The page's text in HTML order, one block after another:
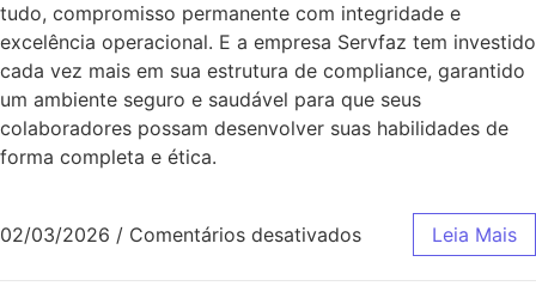
tudo, compromisso permanente com integridade e
excelência operacional. E a empresa Servfaz tem investido
cada vez mais em sua estrutura de compliance, garantido
um ambiente seguro e saudável para que seus
colaboradores possam desenvolver suas habilidades de
forma completa e ética.
02/03/2026 / Comentários desativados Leia Mais